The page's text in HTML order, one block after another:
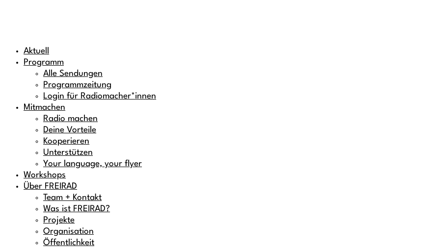
Aktuell
Programm
Alle Sendungen
Programmzeitung
Login für Radiomacher*innen
Mitmachen
Radio machen
Deine Vorteile
Kooperieren
Unterstützen
Your language, your flyer
Workshops
Über FREIRAD
Team + Kontakt
Was ist FREIRAD?
Projekte
Organisation
Öffentlichkeit